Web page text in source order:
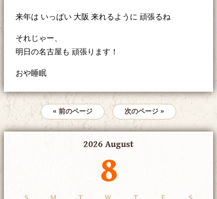
来年は いっぱい 大阪 来れるように 頑張るね
それじゃー、
明日の名古屋も 頑張ります！
おや睡眠
« 前のページ 次のページ »
2026 August
8